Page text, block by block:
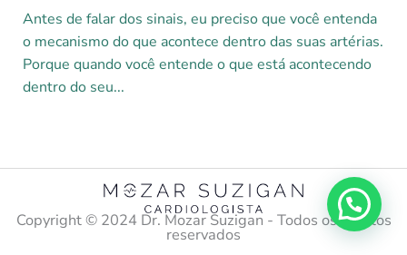
Antes de falar dos sinais, eu preciso que você entenda
o mecanismo do que acontece dentro das suas artérias.
Porque quando você entende o que está acontecendo
dentro do seu...
Copyright ©️ 2024 Dr. Mozar Suzigan - Todos os direitos
reservados